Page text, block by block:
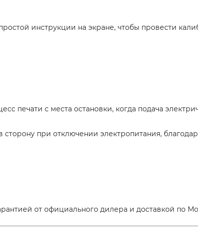
инструкции на экране, чтобы провести
печати с места остановки, когда подача
при отключении электропитания,
от официального дилера и доставкой по